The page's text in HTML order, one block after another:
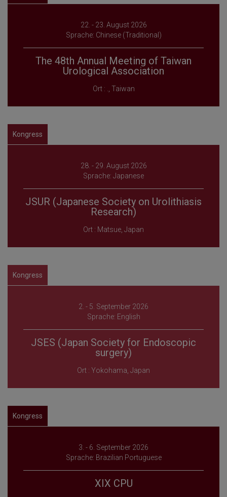
22. - 23. August 2026
Sprache: Chinese (Traditional)
The 48th Annual Meeting of Taiwan
Urological Association
Ort : ., Taiwan
Kongress
28. - 29. August 2026
Sprache: Japanese
JSUR (Japanese Society on Urolithiasis
Research)
Ort : Matsue, Japan
Kongress
2. - 5. September 2026
Sprache: English
JSES (Japan Society for Endoscopic
surgery)
Ort : Yokohama, Japan
Kongress
3. - 6. September 2026
Sprache: Brazilian Portuguese
XIX CPU